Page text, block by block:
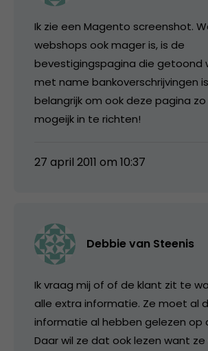
Ik zie een Magento screenshot.
webshops ook mager is, is de
bevestigingspagina die getoond
met name bankoverschrijvingen
belangrijk om ook deze pagina
mogeijk in te richten!
27 april 2011 om 10:37
Debbie van Steenis
Ik vraag mij of of de klant zit te
alle extra informatie. Ze moet al
informatie al hebben gelezen op
Daar wil ze dat ook lezen want ze